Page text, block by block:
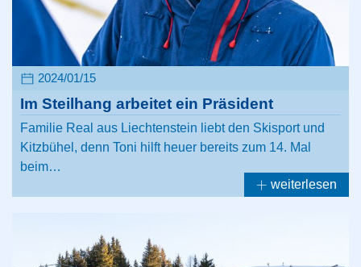
2024/01/15
Im Steilhang arbeitet ein Präsident
Familie Real aus Liechtenstein liebt den Skisport und
Kitzbühel, denn Toni hilft heuer bereits zum 14. Mal
beim…
weiterlesen